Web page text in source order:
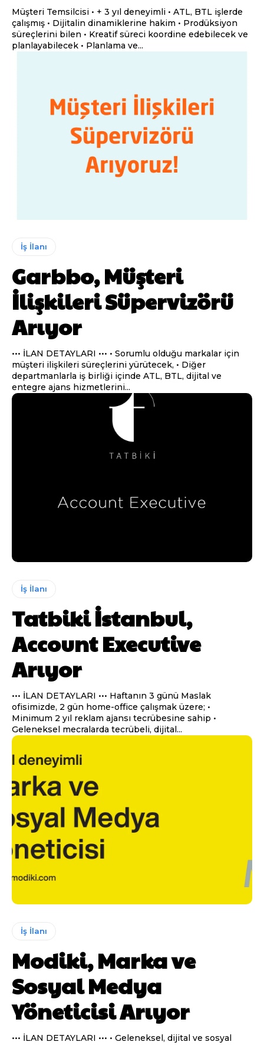
Müşteri Temsilcisi • + 3 yıl deneyimli • ATL, BTL işlerde
çalışmış • Dijitalin dinamiklerine hakim • Prodüksiyon
süreçlerini bilen • Kreatif süreci koordine edebilecek ve
planlayabilecek • Planlama ve...
İş İlanı
Garbbo, Müşteri
İlişkileri Süpervizörü
Arıyor
••• İLAN DETAYLARI ••• • Sorumlu olduğu markalar için
müşteri ilişkileri süreçlerini yürütecek, • Diğer
departmanlarla iş birliği içinde ATL, BTL, dijital ve
entegre ajans hizmetlerini...
İş İlanı
Tatbiki İstanbul,
Account Executive
Arıyor
••• İLAN DETAYLARI ••• Haftanın 3 günü Maslak
ofisimizde, 2 gün home-office çalışmak üzere; •
Minimum 2 yıl reklam ajansı tecrübesine sahip •
Geleneksel mecralarda tecrübeli, dijital...
İş İlanı
Modiki, Marka ve
Sosyal Medya
Yöneticisi Arıyor
••• İLAN DETAYLARI ••• • Geleneksel, dijital ve sosyal